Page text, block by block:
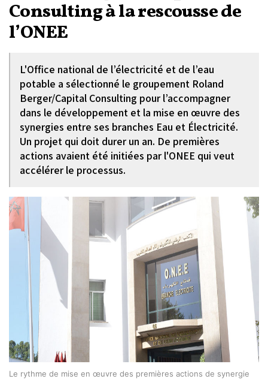
Consulting à la rescousse de
l’ONEE
L'Office national de l’électricité et de l’eau
potable a sélectionné le groupement Roland
Berger/Capital Consulting pour l’accompagner
dans le développement et la mise en œuvre des
synergies entre ses branches Eau et Électricité.
Un projet qui doit durer un an. De premières
actions avaient été initiées par l'ONEE qui veut
accélérer le processus.
Le rythme de mise en œuvre des premières actions de synergie